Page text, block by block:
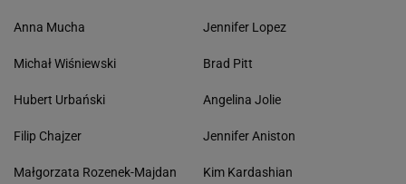
Anna Mucha
Michał Wiśniewski
Hubert Urbański
Filip Chajzer
Małgorzata Rozenek-Majdan
Jennifer Lopez
Brad Pitt
Angelina Jolie
Jennifer Aniston
Kim Kardashian